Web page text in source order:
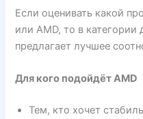
Если оценивать какой
или AMD, то в категории
предлагает лучшее
Для кого подойдёт AMD
Тем, кто хочет